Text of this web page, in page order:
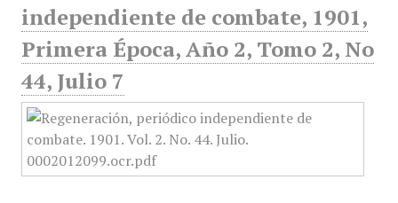
independiente de combate, 1901,
Primera Época, Año 2, Tomo 2, No
44, Julio 7